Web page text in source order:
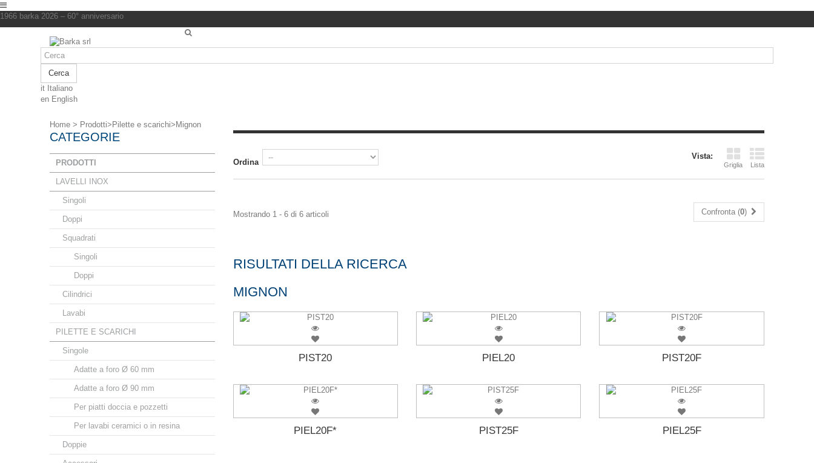
1966 barka 2026 – 60° anniversario
Cerca
it Italiano
en English
Home > Prodotti> Pilette e scarichi> Mignon
CATEGORIE
PRODOTTI
LAVELLI INOX
Singoli
Doppi
Squadrati
Singoli
Doppi
Cilindrici
Lavabi
PILETTE E SCARICHI
Singole
Adatte a foro Ø 60 mm
Adatte a foro Ø 90 mm
Per piatti doccia e pozzetti
Per lavabi ceramici o in resina
Doppie
Vista:
Griglia Lista
Ordina
Confronta (0)
Mostrando 1 - 6 di 6 articoli
RISULTATI DELLA RICERCA
MIGNON
PIST20 PIEL20 PIST20F
PIEL20F* PIST25F PIEL25F